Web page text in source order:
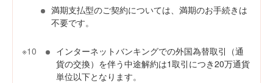
満期支払型のご契約については、満期のお手続きは
不要です。
※10
インターネットバンキングでの外国為替取引（通
貨の交換）を伴う中途解約は1取引につき20万通貨
単位以下となります。